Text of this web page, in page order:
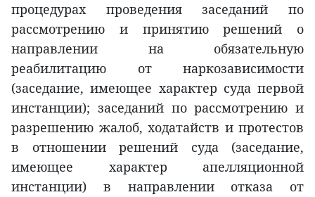
процедурах проведения заседаний по
рассмотрению и принятию решений о
направлении на обязательную
реабилитацию от наркозависимости
(заседание, имеющее характер суда первой
инстанции); заседаний по рассмотрению и
разрешению жалоб, ходатайств и протестов
в отношении решений суда (заседание,
имеющее характер апелляционной
инстанции) в направлении отказа от